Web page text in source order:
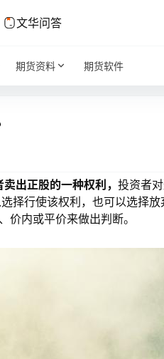
文华问答
期货资料 期货软件
出正股的一种权利， 投资者
择行使该权利，也可以选择
内或平价来做出判断。